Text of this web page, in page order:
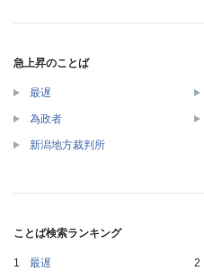
急上昇のことば
最遅
為政者
新潟地方裁判所
ことば検索ランキング
最遅